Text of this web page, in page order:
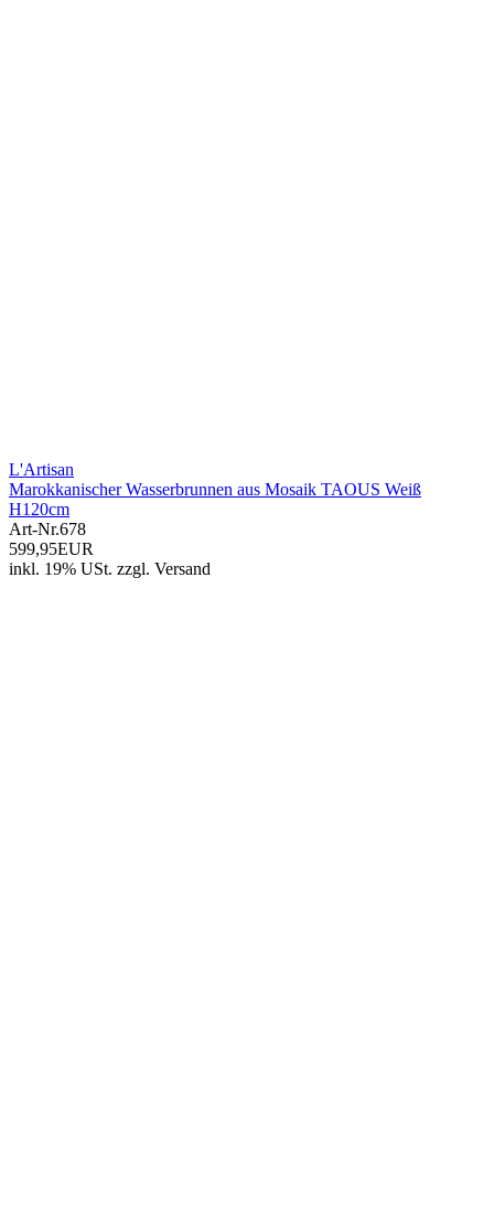
L'Artisan
Marokkanischer Wasserbrunnen aus Mosaik TAOUS Weiß
H120cm
Art-Nr.678
599,95EUR
inkl. 19% USt. zzgl. Versand